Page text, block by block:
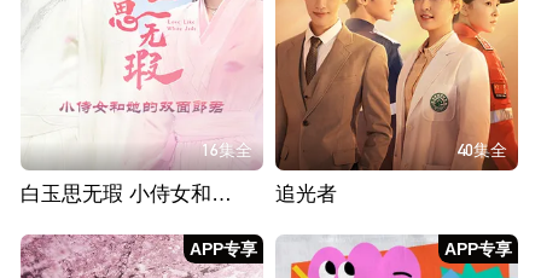
16集全
白玉思无瑕 小侍女和她的双面郎君
40集全
追光者
APP专享 APP专享